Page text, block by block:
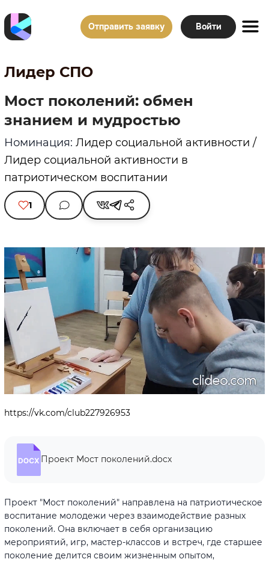
Отправить заявку Войти
Лидер СПО
Мост поколений: обмен
знанием и мудростью
Номинация: Лидер социальной активности /
Лидер социальной активности в
патриотическом воспитании
1
Unmute
Loaded:
22.08%
https://vk.com/club227926953
Проект Мост поколений.docx
Проект "Мост поколений" направлена на патриотическое
воспитание молодежи через взаимодействие разных
поколений. Она включает в себя организацию
мероприятий, игр, мастер-классов и встреч, где старшее
поколение делится своим жизненным опытом,